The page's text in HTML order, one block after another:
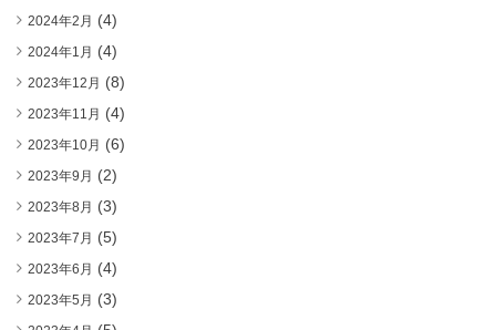
2024年2月 (4)
2024年1月 (4)
2023年12月 (8)
2023年11月 (4)
2023年10月 (6)
2023年9月 (2)
2023年8月 (3)
2023年7月 (5)
2023年6月 (4)
2023年5月 (3)